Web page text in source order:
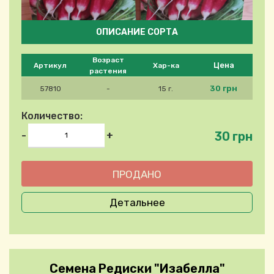
Please select product
Артикул
Возраст
растения
Хар-ка Цена
57810 - 15 г. 30 грн
Количество:
-
+ 30 грн
ОПИСАНИЕ СОРТА
Детальнее
Семена Редиски "Изабелла"